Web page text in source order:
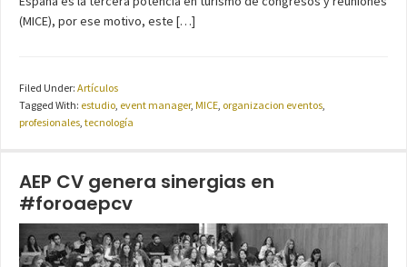
(MICE), por ese motivo, este […]
Filed Under: Artículos
Tagged With: estudio event manager, MICE organizacion eventos
profesionales tecnología
AEP CV genera sinergias en
#foroaepcv